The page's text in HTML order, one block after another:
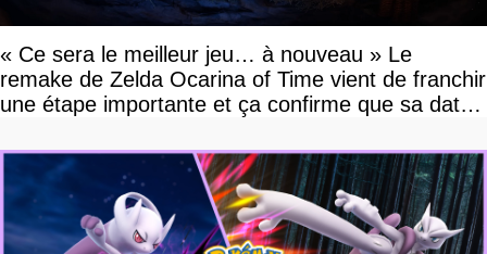
« Ce sera le meilleur jeu… à nouveau » Le
remake de Zelda Ocarina of Time vient de franchir
une étape importante et ça confirme que sa date